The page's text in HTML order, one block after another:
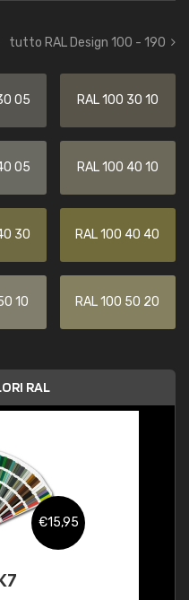
tutto RAL Design 100 - 190
05 RAL 100 30 10
05 RAL 100 40 10
30 RAL 100 40 40
10 RAL 100 50 20
RAL
€15,95